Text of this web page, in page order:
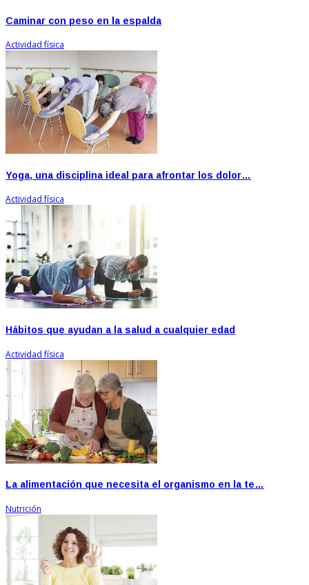
Caminar con peso en la espalda
Actividad física
Yoga, una disciplina ideal para afrontar los dolor…
Actividad física
Hábitos que ayudan a la salud a cualquier edad
Actividad física
La alimentación que necesita el organismo en la te…
Nutrición